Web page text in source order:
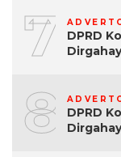
7
DPRD
8
DPRD